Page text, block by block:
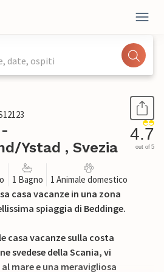
date, ospiti
Ystad , Svezia
4.7
out of 5
1 Bagno 1 Animale domestico
casa vacanze in una zona
spiaggia di Beddinge.
casa vacanze sulla costa
svedese della Scania, vi
mare e una meravigliosa